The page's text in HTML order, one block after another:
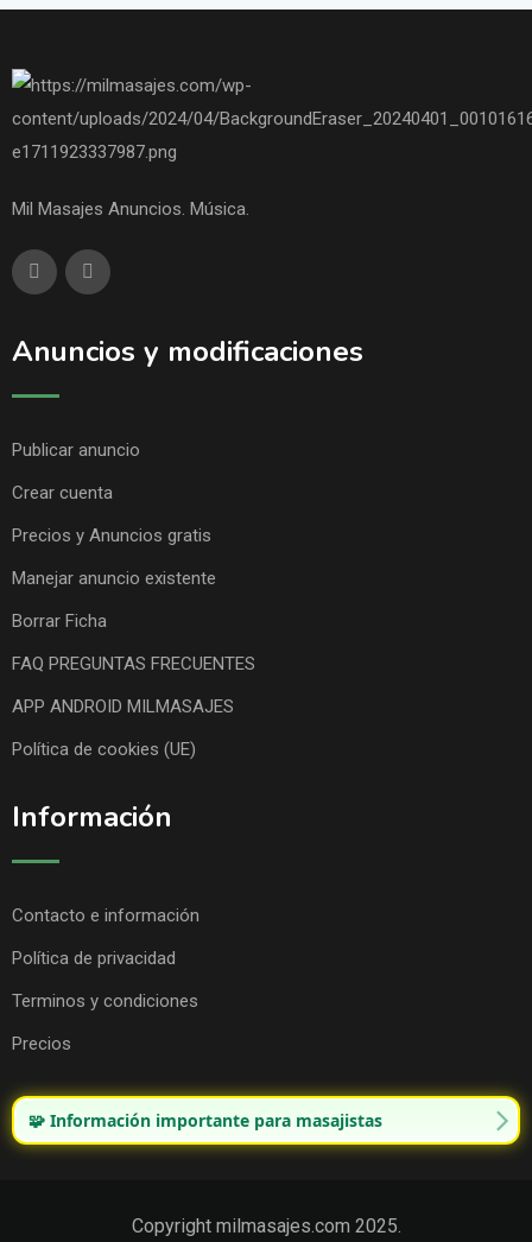
Mil Masajes Anuncios. Música.
Anuncios y modificaciones
Publicar anuncio
Crear cuenta
Precios y Anuncios gratis
Manejar anuncio existente
Borrar Ficha
FAQ PREGUNTAS FRECUENTES
APP ANDROID MILMASAJES
Política de cookies (UE)
Información
Contacto e información
Política de privacidad
Terminos y condiciones
Precios
🧩 Información importante para masajistas
Copyright milmasajes.com 2025.